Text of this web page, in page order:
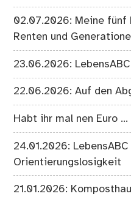
02.07.2026: Meine fünf
Renten und
23.06.2026:
22.06.2026: Auf den
Habt ihr mal nen Euro
24.01.2026:
Orientierungslosigkeit
21.01.2026: